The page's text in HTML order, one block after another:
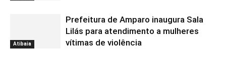
Atibaia
Prefeitura de Amparo inaugura Sala
Lilás para atendimento a mulheres
vítimas de violência